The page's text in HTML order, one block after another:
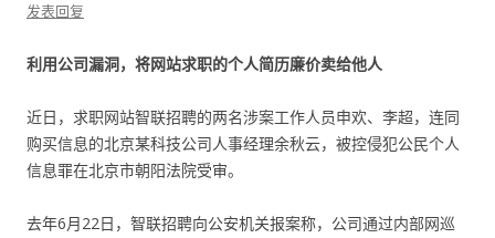
发表回复
利用公司漏洞，将网站求职的个人简历廉价卖给他人
近日，求职网站智联招聘的两名涉案工作人员申欢、李超，连同
购买信息的北京某科技公司人事经理余秋云，被控侵犯公民个人
信息罪在北京市朝阳法院受审。
去年6月22日，智联招聘向公安机关报案称，公司通过内部网巡